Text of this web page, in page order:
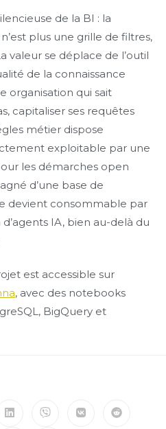
de la BI : la
plus une grille de filtres,
valeur se déplace de l’outil
de la connaissance
organisation qui sait
capitaliser ses requêtes
métier dispose
exploitable par une
les démarches open
d’une base de
devient consommable par
IA, bien au-delà du
est accessible sur
, avec des notebooks
BigQuery et
Ouvrir Ouvrir Ouvrir Ouvrir